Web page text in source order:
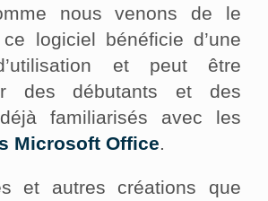
nous venons de le
logiciel bénéficie d’une
et peut être
des débutants et des
familiarisés avec les
Microsoft Office.
et autres créations que